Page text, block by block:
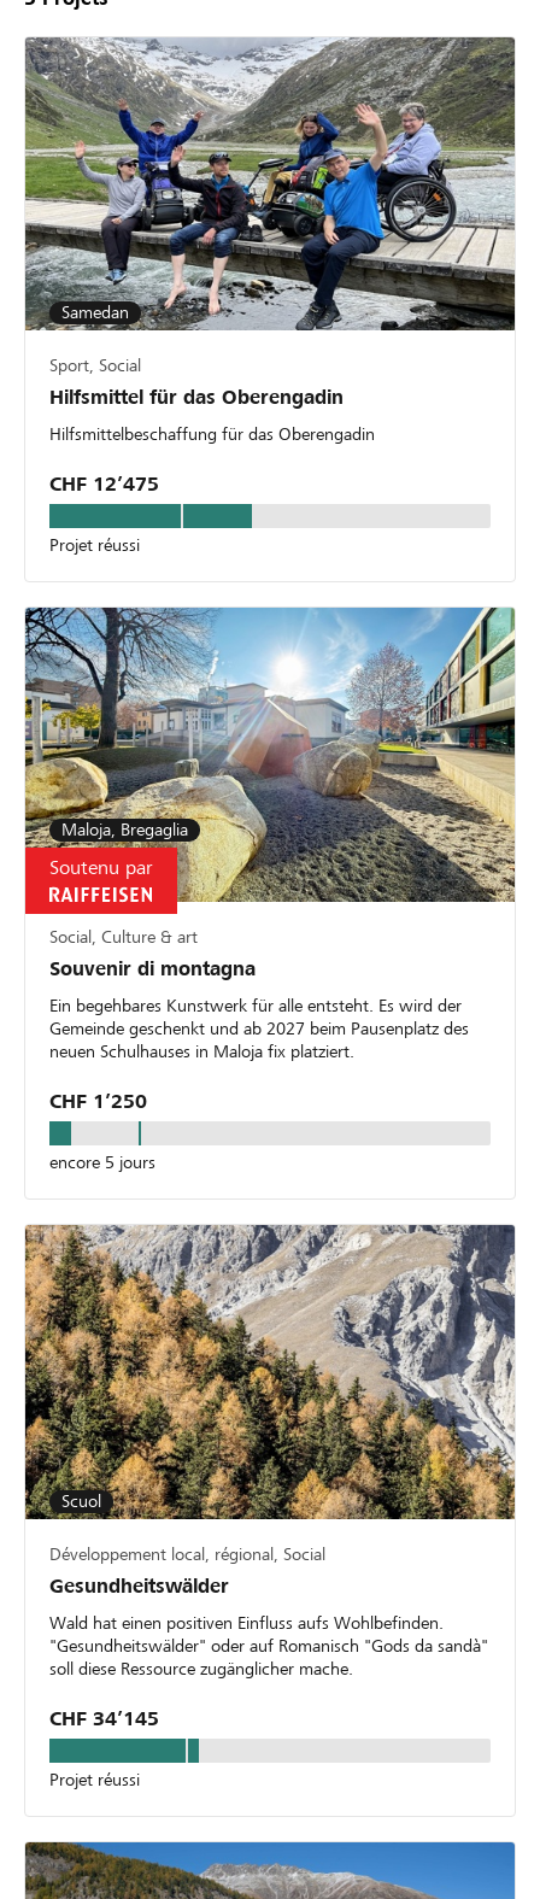
Samedan
Sport, Social
Hilfsmittel für das Oberengadin
Hilfsmittelbeschaffung für das Oberengadin
CHF 12’475
Projet réussi
Maloja, Bregaglia
Soutenu par
Social, Culture & art
Souvenir di montagna
Ein begehbares Kunstwerk für alle entsteht. Es wird der
Gemeinde geschenkt und ab 2027 beim Pausenplatz des
neuen Schulhauses in Maloja fix platziert.
CHF 1’250
encore 5 jours
Scuol
Développement local, régional, Social
Gesundheitswälder
Wald hat einen positiven Einfluss aufs Wohlbefinden.
"Gesundheitswälder" oder auf Romanisch "Gods da sandà"
soll diese Ressource zugänglicher mache.
CHF 34’145
Projet réussi